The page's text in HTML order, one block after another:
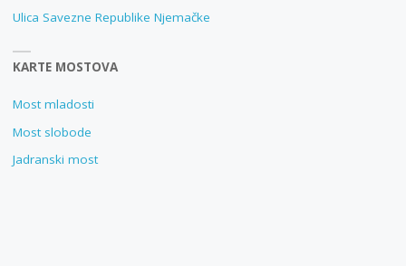
Ulica Savezne Republike Njemačke
KARTE MOSTOVA
Most mladosti
Most slobode
Jadranski most